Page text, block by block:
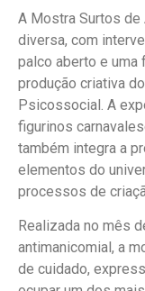
A Mostra Surtos de
diversa, com
palco aberto e uma
produção criativa
Psicossocial. A
figurinos
também integra a
elementos do
processos de
Realizada no mês
antimanicomial, a
de cuidado,